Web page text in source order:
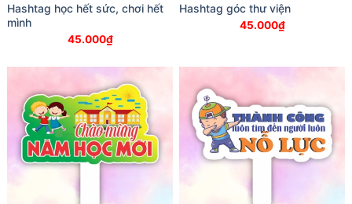
Hashtag học hết sức, chơi hết
mình
45.000₫
Hashtag góc thư viện
45.000₫